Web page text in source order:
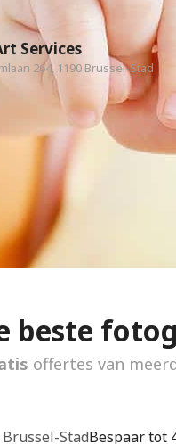
Services
264, 1190 Brussel-Stad
beste
offertes van
StadBespaar tot